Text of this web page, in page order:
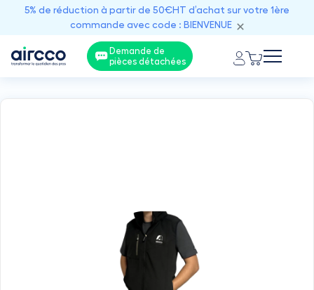
5% de réduction à partir de 50€HT d’achat sur votre 1ère
commande avec code : BIENVENUE
Demande de
pièces détachées